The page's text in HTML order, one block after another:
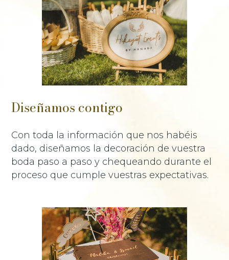
Diseñamos contigo
Con toda la información que nos habéis
dado, diseñamos la decoración de vuestra
boda paso a paso y chequeando durante el
proceso que cumple vuestras expectativas.